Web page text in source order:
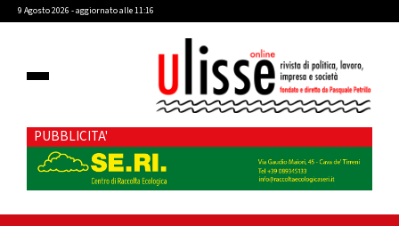
9 Agosto 2026 - aggiornato alle 11:16
PUBBLICITA'